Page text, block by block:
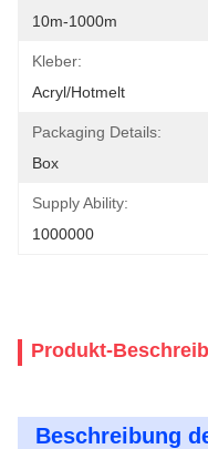
10m-1000m
Kleber:
Acryl/Hotmelt
Packaging Details:
Box
Supply Ability:
1000000
Produkt-
Beschreibung